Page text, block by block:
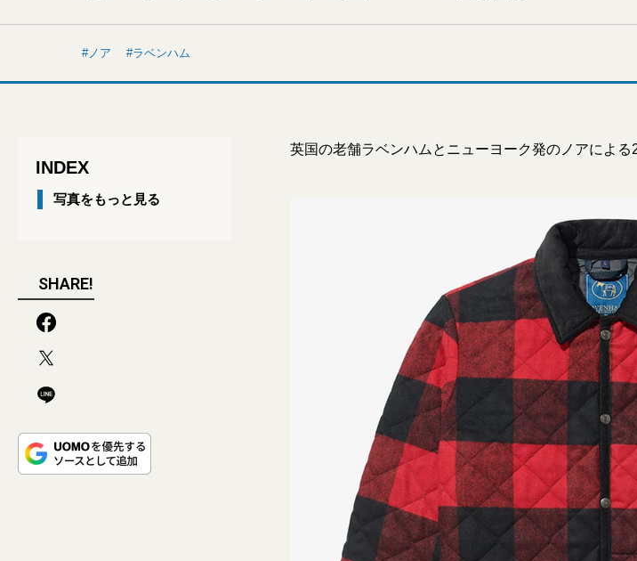
ノア ラベンハム
INDEX
写真をもっと見る
SHARE!
英国の老舗ラベンハムとニューヨーク発のノアによる